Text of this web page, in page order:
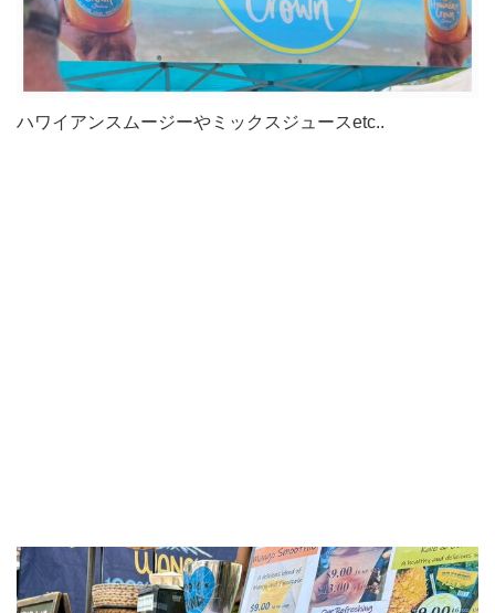
ハワイアンスムージーやミックスジュースetc..